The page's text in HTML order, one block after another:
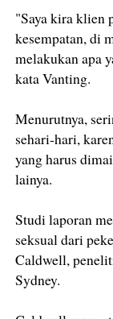
"Saya kira klien
kesempatan, di
melakukan apa
kata Vanting.
Menurutnya,
sehari-hari,
yang harus
lainya.
Studi laporan
seksual dari
Caldwell,
Sydney.